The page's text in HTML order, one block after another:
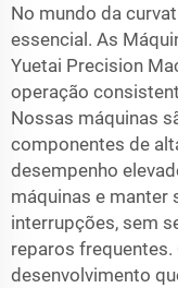
No mundo da
essencial. As
Yuetai Precision
operação
Nossas máquinas
componentes de
desempenho
máquinas e manter
interrupções, sem
reparos frequentes.
desenvolvimento